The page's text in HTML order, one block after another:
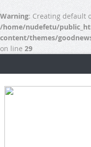
Warning: Creating default
/home/nudefetu/
content/themes/
on line 29